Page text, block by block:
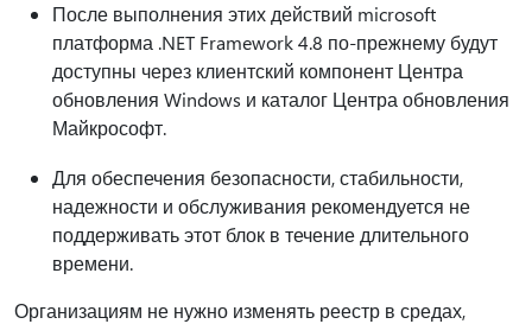
После выполнения этих действий microsoft
платформа .NET Framework 4.8 по-прежнему будут
доступны через клиентский компонент Центра
обновления Windows и каталог Центра обновления
Майкрософт.
Для обеспечения безопасности, стабильности,
надежности и обслуживания рекомендуется не
поддерживать этот блок в течение длительного
времени.
Организациям не нужно изменять реестр в средах,